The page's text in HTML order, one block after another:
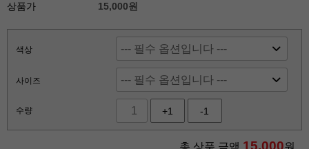
상품가 15,000원
색상
사이즈
수량 +1 -1
총 상품 금액 15,000원